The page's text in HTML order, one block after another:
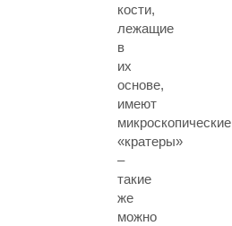
кости,
лежащие
в
их
основе,
имеют
микроскопические
«кратеры»
–
такие
же
можно